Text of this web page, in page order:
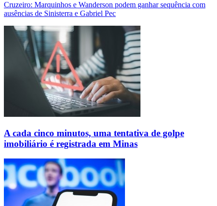
Cruzeiro: Marquinhos e Wanderson podem ganhar sequência com
ausências de Sinisterra e Gabriel Pec
A cada cinco minutos, uma tentativa de golpe
imobiliário é registrada em Minas